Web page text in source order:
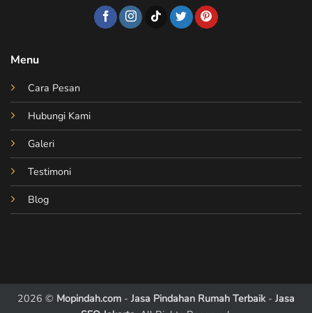
Menu
Cara Pesan
Hubungi Kami
Galeri
Testimoni
Blog
2026 © Mopindah.com - Jasa Pindahan Rumah Terbaik- Jasa